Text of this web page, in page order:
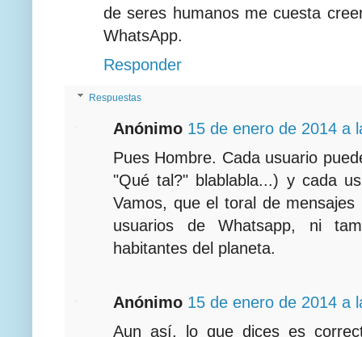
de seres humanos me cuesta
WhatsApp.
Responder
Respuestas
Anónimo 15 de enero de 2014 a
Pues Hombre. Cada usuario
"Qué tal?" blablabla...) y cada
Vamos, que el toral de
usuarios de Whatsapp, ni
habitantes del planeta.
Anónimo 15 de enero de 2014 a
Aun así, lo que dices es